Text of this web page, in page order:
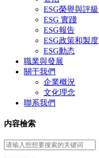
ESG榮譽與評級
ESG 實踐
ESG報告
ESG政策和製度
ESG動态
職業與發展
關于我們
企業概況
文化理念
聯系我們
内容檢索